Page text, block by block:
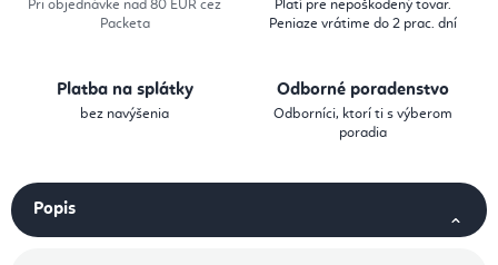
Pri objednávke nad 80 EUR cez
Packeta
Platí pre nepoškodený tovar.
Peniaze vrátime do 2 prac. dní
Platba na splátky
bez navýšenia
Odborné poradenstvo
Odborníci, ktorí ti s výberom
poradia
Popis